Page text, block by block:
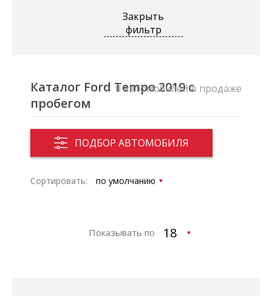
Закрыть
фильтр
Каталог Ford Tempo 2019 с
пробегом
ПОДБОР АВТОМОБИЛЯ
0 автомобилей в продаже
Сортировать:
Показывать по